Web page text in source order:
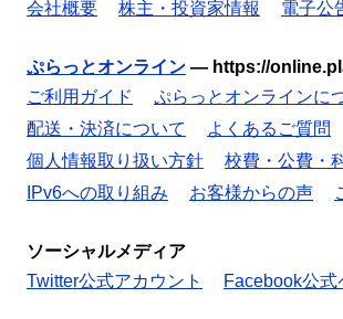
会社概要
株主・投資家情報 電子公
ぷらっとオンライン — https://
ご利用ガイド
ぷらっとオンラインに
配送・決済について
よくあるご質問
個人情報取り扱い方針
校費・公費・
IPv6への取り組み
お客様からの声
ソーシャルメディア
Twitter公式アカウント
Facebook公式